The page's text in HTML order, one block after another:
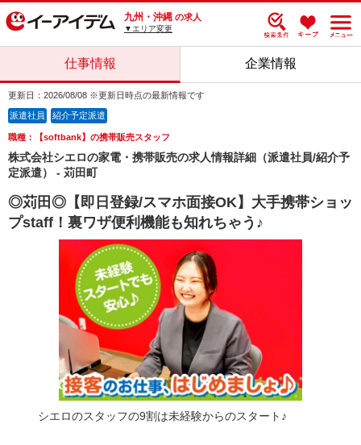
九州・沖縄 の求人
▼エリア変更
仕事情報 企業情報
更新日：2026/08/08 ※更新日時点の最新情報です
派遣社員 紹介予定派遣
職種：【softbank】の携帯販売スタッフ
株式会社シエロの家電・携帯販売の求人情報詳細（派遣社員/紹介予
定派遣） - 苅田町
◎苅田◎【即日登録/スマホ面接OK】大手携帯ショッ
プstaff！裏ワザ便利機能も知れちゃう♪
シエロのスタッフの9割は未経験からのスタート♪